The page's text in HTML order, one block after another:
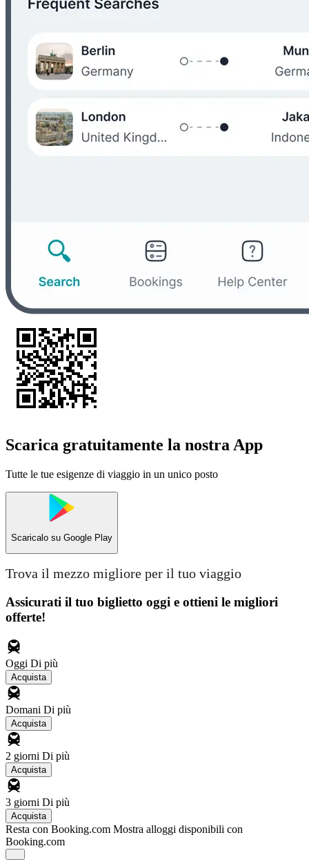
Scarica gratuitamente la nostra App
Tutte le tue esigenze di viaggio in un unico posto
Scaricalo su Google Play
Trova il mezzo migliore per il tuo viaggio
Assicurati il ​​tuo biglietto oggi e ottieni le migliori
offerte!
Oggi Di più
Acquista
Domani Di più
Acquista
2 giorni Di più
Acquista
3 giorni Di più
Acquista
Resta con Booking.com Mostra alloggi disponibili con
Booking.com